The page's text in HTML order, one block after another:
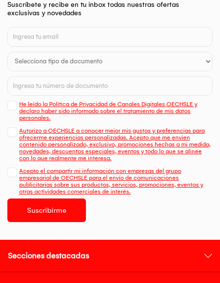
Suscríbete y recibe en tu inbox todas nuestras ofertas
exclusivas y novedades
He leído la Política de Privacidad de Canales Digitales OECHSLE y
declaro haber sido informado sobre el tratamiento de mis datos
personales.
Autorizo a OECHSLE a conocer mejor mis gustos y preferencias para
ofrecerme experiencias personalizadas. Acepto que me envien
contenido personalizado, exclusivo, promociones hechas a mi medida,
novedades, descuentos especiales, eventos y todo lo que se alinee
con lo que realmente me interesa.
Acepto el compartir mi información con empresas del grupo
empresarial de OECHSLE para el envío de comunicaciones
publicitarias sobre sus productos, servicios, promociones, eventos y
otras actividades comerciales de interés.
Suscribirme
Secciones destacadas